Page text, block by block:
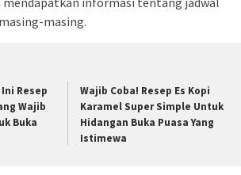
masing.
Resep
Wajib
Buka
Wajib Coba! Resep Es Kopi
Karamel Super Simple Untuk
Hidangan Buka Puasa Yang
Istimewa